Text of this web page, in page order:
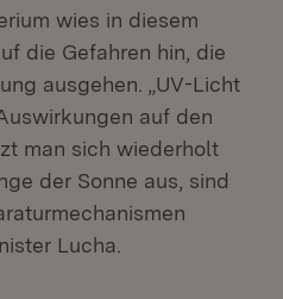
wies in diesem
die Gefahren hin, die
ausgehen. „UV-Licht
auf den
man sich wiederholt
der Sonne aus, sind
Lucha.